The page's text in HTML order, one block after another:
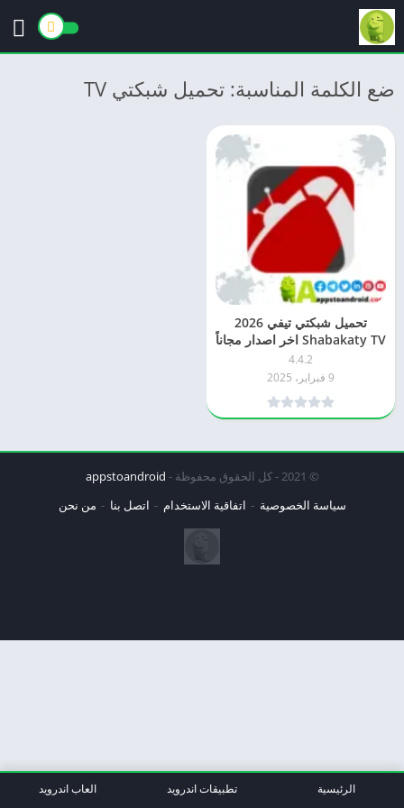
ضع الكلمة المناسبة: تحميل شبكتي TV
تحميل شبكتي تيفي 2026
Shabakaty TV اخر اصدار مجاناً
4.4.2
9 فبراير، 2025
© 2021 - كل الحقوق محفوظة -
appstoandroid
سياسة الخصوصية
اتفاقية الاستخدام اتصل بنا من نحن
الرئيسية تطبيقات اندرويد العاب اندرويد